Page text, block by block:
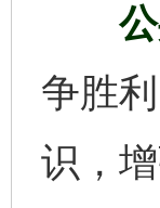
争胜
识，